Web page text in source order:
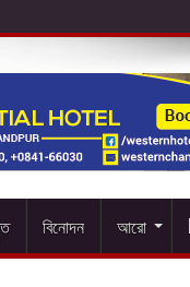
বিনোদন আরো